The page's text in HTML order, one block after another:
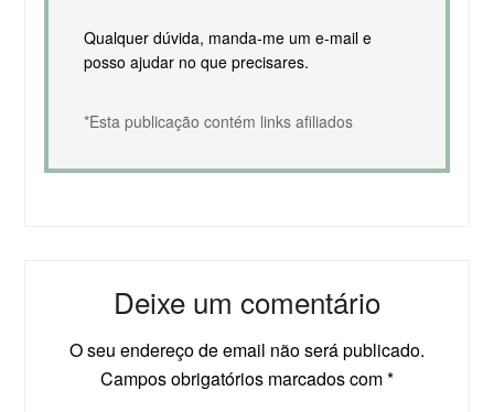
Qualquer dúvida, manda-me um e-mail e
posso ajudar no que precisares.
*Esta publicação contém links afiliados
Deixe um comentário
O seu endereço de email não será publicado.
Campos obrigatórios marcados com*